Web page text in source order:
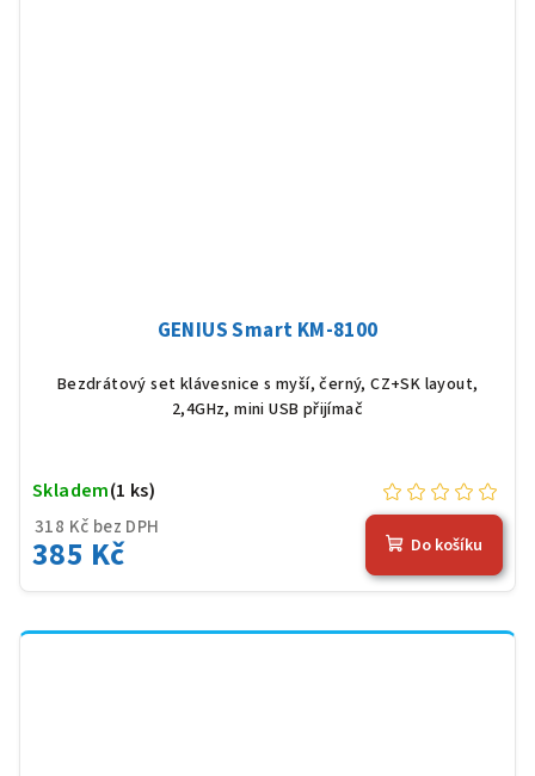
GENIUS Smart KM-8100
Bezdrátový set klávesnice s myší, černý, CZ+SK layout,
2,4GHz, mini USB přijímač
318 Kč bez DPH
385 Kč
Skladem(1 ks)
Do košíku